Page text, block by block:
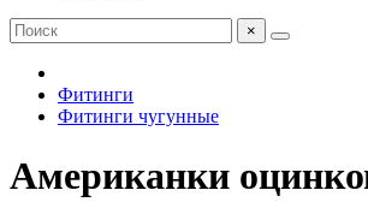
×
Фитинги
Фитинги чугунные
Американки